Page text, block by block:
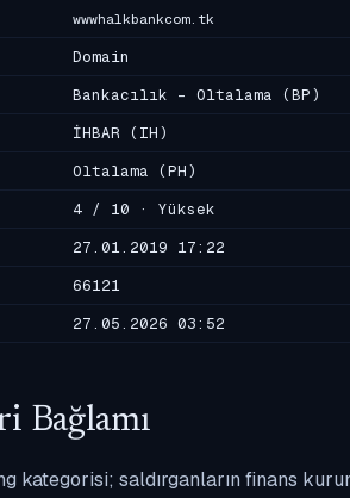
wwwhalkbankcom.tk
Domain
Bankacılık - Oltalama (BP)
İHBAR (IH)
Oltalama (PH)
4 / 10 · Yüksek
27.01.2019 17:22
66121
27.05.2026 03:52
Bağlamı
kategorisi; saldırganların finans